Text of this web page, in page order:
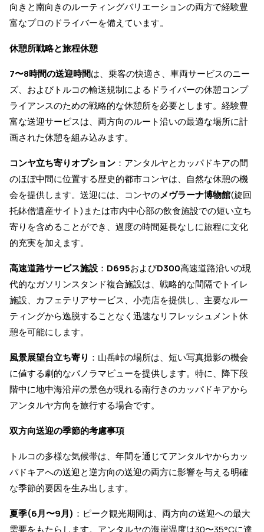
向きと南向きのルーティングバリエーションの両方で経験豊
富なプロのドライバーを備えています。
休憩所戦略と旅程休憩
7〜8時間の送迎時間は、乗客の快適さ、車両サービスのニー
ズ、およびトルコの輸送規制によるドライバーの休憩コンプ
ライアンスのための戦略的な休憩所を必要とします。経験豊
富な送迎サービスは、両方向のルート沿いの最適な場所に計
画された休憩を組み込みます。
コンヤ立ち寄りオプション ：アンタルヤとカッパドキアの間
のほぼ中間に位置する歴史的都市コンヤは、自然な休憩の機
会を提供します。送迎には、コンヤのメヴラーナ博物館(旋回
托鉢僧遺産サイト)または市内中心部の飲食施設での短い立ち
寄りを含めることができ、過度の時間延長なしに旅程に文化
的充実を加えます。
高速道路サービス施設 ： D695およびD300高速道路沿いの現
代的なガソリンスタンド複合施設は、戦略的な間隔でトイレ
施設、カフェテリアサービス、小売店を提供し、主要なルー
ティングから逸脱することなく迅速なリフレッシュメント休
憩を可能にします。
風景展望台立ち寄り ：山岳峠の場所は、短い写真撮影の機会
に値する劇的なパノラマビューを提供します。特に、降下段
階中に地中海沿岸の景色が現れる南行きのカッパドキアから
アンタルヤ方向を旅行する場合です。
双方向送迎の季節的考慮事項
トルコの多様な気候帯は、年間を通じてアンタルヤからカッ
パドキアへの送迎と逆方向の送迎の両方に影響を与える明確
な季節的要因を生み出します。
夏季(6月〜9月) ：ピーク観光期間は、両方向の送迎への最大
需要をもたらします。アンタルヤの海岸温度は30〜35°Cに達